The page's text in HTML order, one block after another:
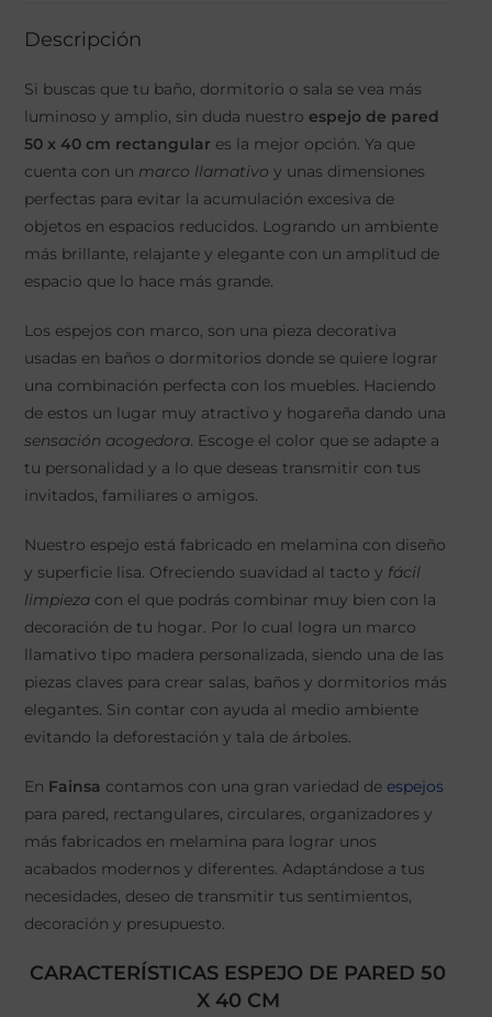
Descripción
Si buscas que tu baño, dormitorio o sala se vea más
luminoso y amplio, sin duda nuestro espejo de pared
50 x 40 cm rectangulares la mejor opción. Ya que
cuenta con un marco llamativo y unas dimensiones
perfectas para evitar la acumulación excesiva de
objetos en espacios reducidos. Logrando un ambiente
más brillante, relajante y elegante con un amplitud de
espacio que lo hace más grande.
Los espejos con marco, son una pieza decorativa
usadas en baños o dormitorios donde se quiere lograr
una combinación perfecta con los muebles. Haciendo
de estos un lugar muy atractivo y hogareña dando una
sensación acogedora. Escoge el color que se adapte a
tu personalidad y a lo que deseas transmitir con tus
invitados, familiares o amigos.
Nuestro espejo está fabricado en melamina con diseño
y superficie lisa. Ofreciendo suavidad al tacto y fácil
limpiezacon el que podrás combinar muy bien con la
decoración de tu hogar. Por lo cual logra un marco
llamativo tipo madera personalizada, siendo una de las
piezas claves para crear salas, baños y dormitorios más
elegantes. Sin contar con ayuda al medio ambiente
evitando la deforestación y tala de árboles.
En Fainsa contamos con una gran variedad de espejos
para pared, rectangulares, circulares, organizadores y
más fabricados en melamina para lograr unos
acabados modernos y diferentes. Adaptándose a tus
necesidades, deseo de transmitir tus sentimientos,
decoración y presupuesto.
CARACTERÍSTICAS ESPEJO DE PARED 50
X 40 CM